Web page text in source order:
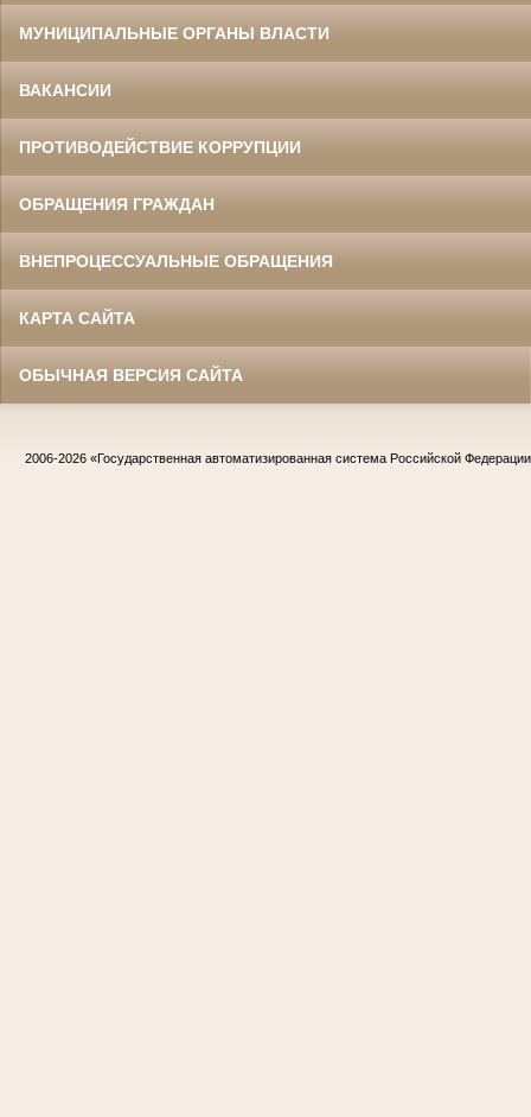
МУНИЦИПАЛЬНЫЕ ОРГАНЫ ВЛАСТИ
ВАКАНСИИ
ПРОТИВОДЕЙСТВИЕ КОРРУПЦИИ
ОБРАЩЕНИЯ ГРАЖДАН
ВНЕПРОЦЕССУАЛЬНЫЕ ОБРАЩЕНИЯ
КАРТА САЙТА
ОБЫЧНАЯ ВЕРСИЯ САЙТА
2006-2026 «Государственная автоматизированная система Российской